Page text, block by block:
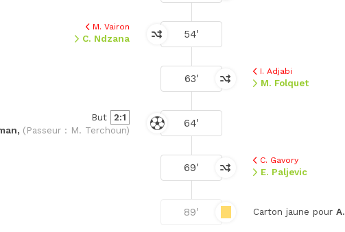
54'
M. Vairon
C. Ndzana
63'
I. Adjabi
M. Folquet
64'
But
2:1
(Passeur : M. Terchoun)
69'
C. Gavory
E. Paljevic
89' Carton jaune pour